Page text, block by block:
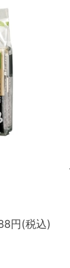
円(税込)